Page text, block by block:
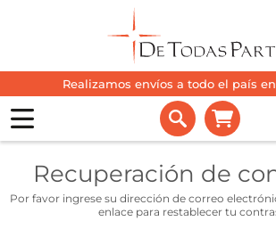
Realizamos envíos a todo el país
Recuperación de
Por favor ingrese su dirección de correo
enlace para restablecer tu